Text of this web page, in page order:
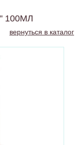
100МЛ
вернуться в каталог